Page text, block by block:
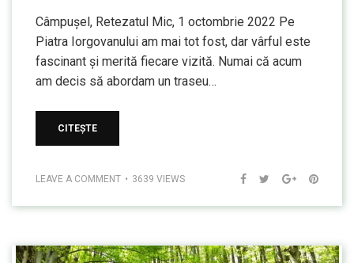
Câmpușel, Retezatul Mic, 1 octombrie 2022 Pe
Piatra Iorgovanului am mai tot fost, dar vârful este
fascinant și merită fiecare vizită. Numai că acum
am decis să abordam un traseu…
CITEȘTE
LEAVE A COMMENT 3639 VIEWS